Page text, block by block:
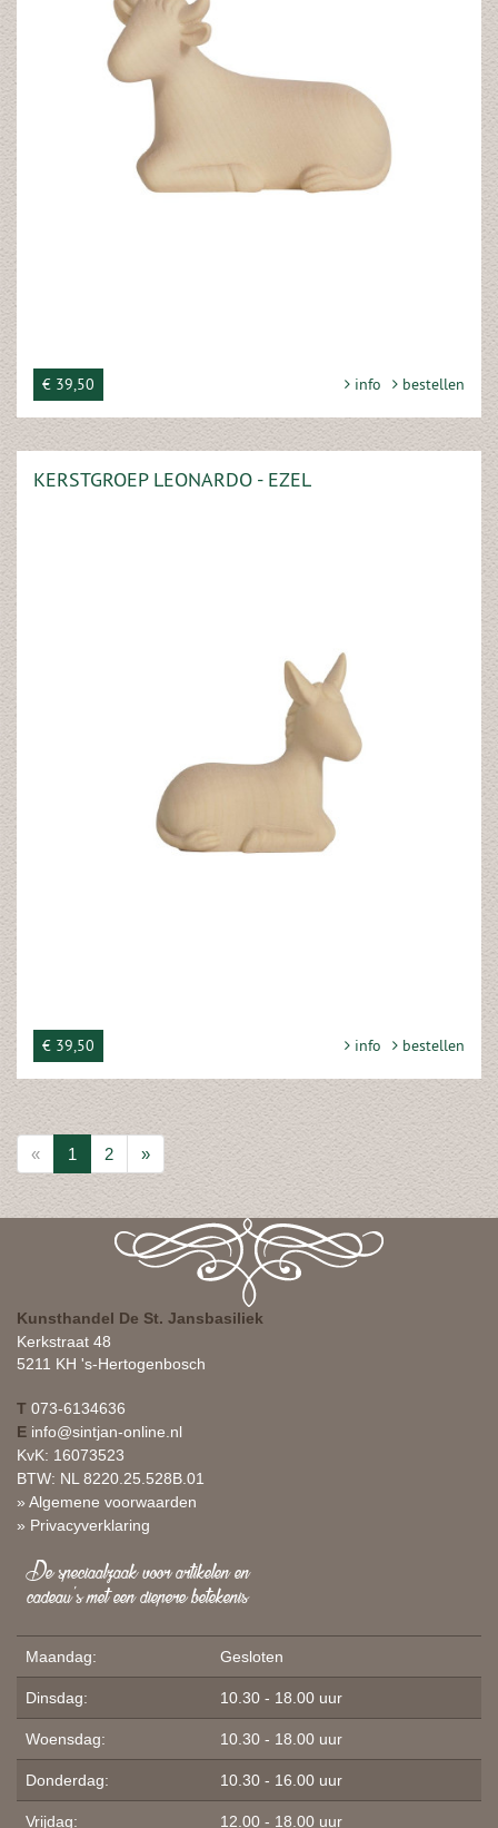
€ 39,50 info bestellen
KERSTGROEP LEONARDO - EZEL
€ 39,50 info bestellen
« 1 2 »
Kunsthandel De St. Jansbasiliek
Kerkstraat 48
5211 KH 's-Hertogenbosch
T 073-6134636
E info@sintjan-online.nl
KvK: 16073523
BTW: NL 8220.25.528B.01
» Algemene voorwaarden
» Privacyverklaring
De speciaalzaak voor artikelen en
cadeau's met een diepere betekenis
Maandag: Gesloten
Dinsdag: 10.30 - 18.00 uur
Woensdag: 10.30 - 18.00 uur
Donderdag: 10.30 - 16.00 uur
Vrijdag: 12.00 - 18.00 uur